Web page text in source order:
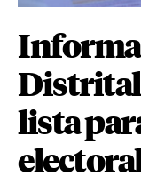
Informa
Distrital
lista